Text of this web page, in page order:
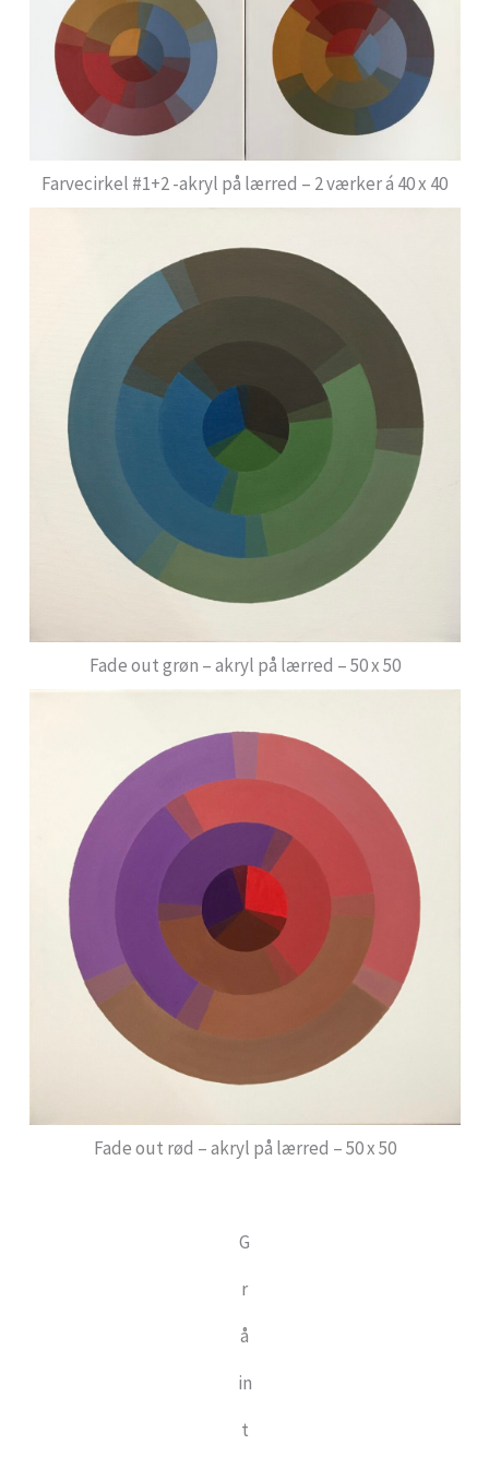
Farvecirkel #1+2 -akryl på lærred – 2 værker á 40 x 40
Fade out grøn – akryl på lærred – 50 x 50
Fade out rød – akryl på lærred – 50 x 50
G
r
å
in
t